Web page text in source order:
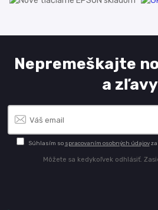
Nepremeškajte
a
Súhlasím so spracovaním osobných údajovza
Môžete sa kedykoľvek odhlásiť.